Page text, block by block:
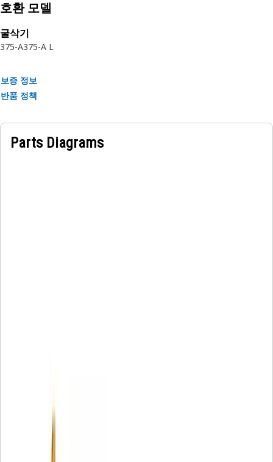
호환 모델
굴삭기
375-A375-A L
보증 정보
반품 정책
Parts Diagrams